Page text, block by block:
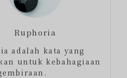
Ruphoria
adalah kata yang
untuk kebahagiaan